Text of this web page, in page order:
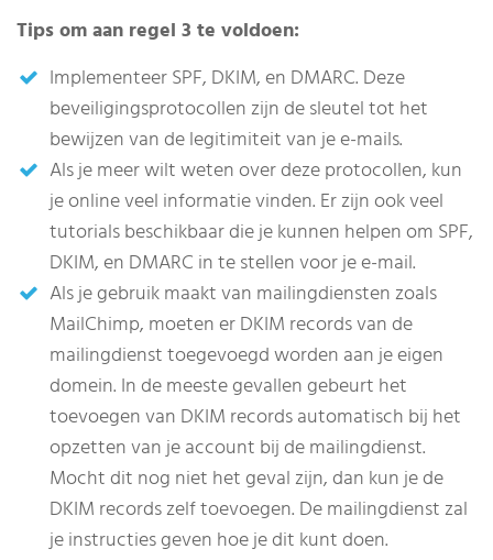
Tips om aan regel 3 te voldoen:
Implementeer SPF, DKIM, en DMARC. Deze
beveiligingsprotocollen zijn de sleutel tot het
bewijzen van de legitimiteit van je e-mails.
Als je meer wilt weten over deze protocollen, kun
je online veel informatie vinden. Er zijn ook veel
tutorials beschikbaar die je kunnen helpen om SPF,
DKIM, en DMARC in te stellen voor je e-mail.
Als je gebruik maakt van mailingdiensten zoals
MailChimp, moeten er DKIM records van de
mailingdienst toegevoegd worden aan je eigen
domein. In de meeste gevallen gebeurt het
toevoegen van DKIM records automatisch bij het
opzetten van je account bij de mailingdienst.
Mocht dit nog niet het geval zijn, dan kun je de
DKIM records zelf toevoegen. De mailingdienst zal
je instructies geven hoe je dit kunt doen.